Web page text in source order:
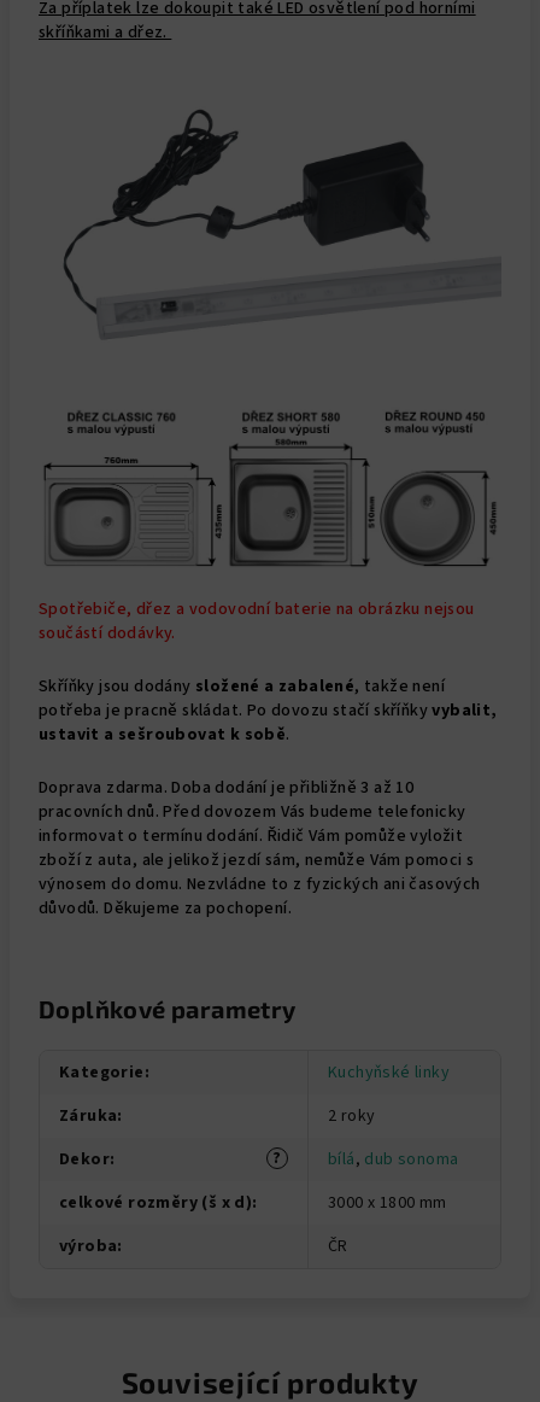
Za příplatek lze dokoupit také LED osvětlení pod horními
skříňkami a dřez.
Spotřebiče, dřez a vodovodní baterie na obrázku nejsou
součástí dodávky.
Skříňky jsou dodány složené a zabalené, takže není
potřeba je pracně skládat. Po dovozu stačí skříňkyvybalit,
ustavit a sešroubovat k sobě.
Doprava zdarma. Doba dodání je přibližně 3 až 10
pracovních dnů. Před dovozem Vás budeme telefonicky
informovat o termínu dodání. Řidič Vám pomůže vyložit
zboží z auta, ale jelikož jezdí sám, nemůže Vám pomoci s
výnosem do domu. Nezvládne to z fyzických ani časových
důvodů. Děkujeme za pochopení.
Doplňkové parametry
Kategorie:
Kuchyňské linky
Záruka:
2 roky
?
Dekor: bílá, dub sonoma
celkové rozměry (š x d):
3000 x 1800 mm
výroba: ČR
Související produkty